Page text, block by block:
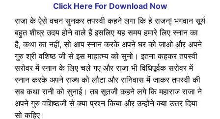
Click Here For Download Now
राजा के ऐसे वचन सुनकर तपस्वी कहने लगा कि हे राजन्! भगवान सूर्य
बहुत शीघ्र उदय होने वाले हैं इसलिए यह समय हमारे लिए स्नान का
है, कथा का नहीं, सो आप स्नान करके अपने घर को जाओ और अपने
गुरु श्री वशिष्ठ जी से इस माहात्म्य को सुनो। इतना कहकर तपस्वी
सरोवर में स्नान के लिए चले गए और राजा भी विधिपूर्वक सरोवर में
स्नान करके अपने राज्य को लौटा और रानिवास में जाकर तपस्वी की
सब कथा रानी को सुनाई। तब सूतजी कहने लगे कि महाराज राजा ने
अपने गुरु वशिष्ठजी से क्या प्रश्न किया और उन्होंने क्या उत्तर दिया
सो कहिए।